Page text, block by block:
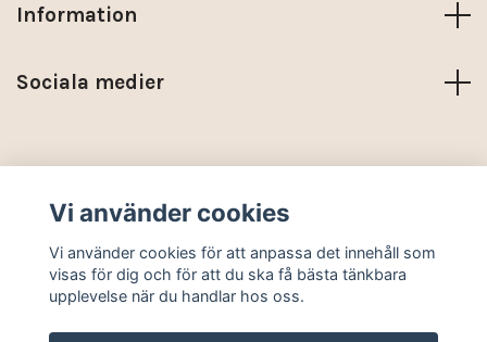
Information
Sociala medier
Vi använder cookies
Vi använder cookies för att anpassa det innehåll som
visas för dig och för att du ska få bästa tänkbara
upplevelse när du handlar hos oss.